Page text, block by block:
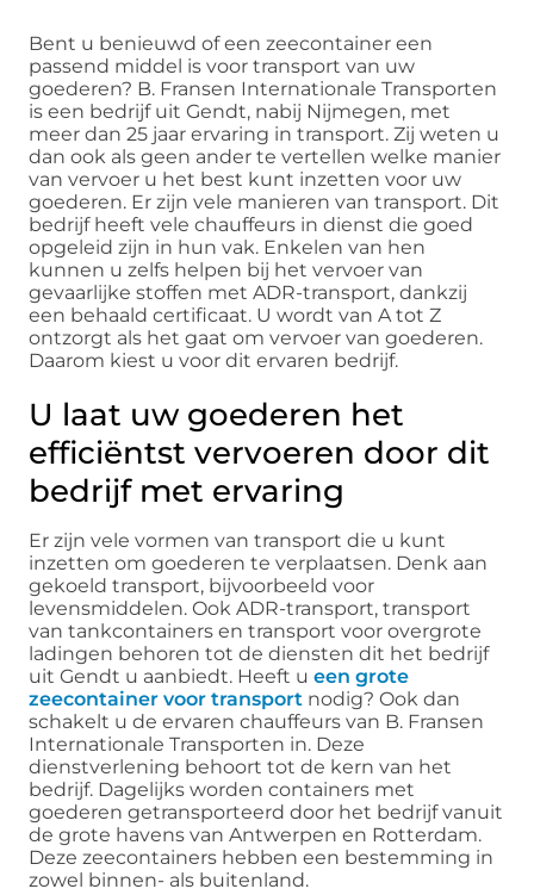
Bent u benieuwd of een zeecontainer een
passend middel is voor transport van uw
goederen? B. Fransen Internationale Transporten
is een bedrijf uit Gendt, nabij Nijmegen, met
meer dan 25 jaar ervaring in transport. Zij weten u
dan ook als geen ander te vertellen welke manier
van vervoer u het best kunt inzetten voor uw
goederen. Er zijn vele manieren van transport. Dit
bedrijf heeft vele chauffeurs in dienst die goed
opgeleid zijn in hun vak. Enkelen van hen
kunnen u zelfs helpen bij het vervoer van
gevaarlijke stoffen met ADR-transport, dankzij
een behaald certificaat. U wordt van A tot Z
ontzorgt als het gaat om vervoer van goederen.
Daarom kiest u voor dit ervaren bedrijf.
U laat uw goederen het
efficiëntst vervoeren door dit
bedrijf met ervaring
Er zijn vele vormen van transport die u kunt
inzetten om goederen te verplaatsen. Denk aan
gekoeld transport, bijvoorbeeld voor
levensmiddelen. Ook ADR-transport, transport
van tankcontainers en transport voor overgrote
ladingen behoren tot de diensten dit het bedrijf
uit Gendt u aanbiedt. Heeft ueen grote
zeecontainer voor transport nodig? Ook dan
schakelt u de ervaren chauffeurs van B. Fransen
Internationale Transporten in. Deze
dienstverlening behoort tot de kern van het
bedrijf. Dagelijks worden containers met
goederen getransporteerd door het bedrijf vanuit
de grote havens van Antwerpen en Rotterdam.
Deze zeecontainers hebben een bestemming in
zowel binnen- als buitenland.